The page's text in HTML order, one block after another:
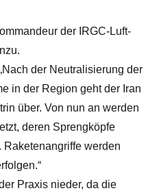
der IRGC-Luft-
der Neutralisierung der
in der Region geht der Iran
über. Von nun an werden
deren Sprengköpfe
Raketenangriffe werden
Praxis nieder, da die